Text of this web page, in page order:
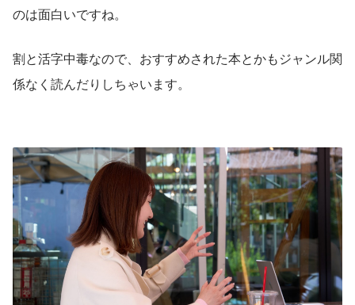
のは面白いですね。
割と活字中毒なので、おすすめされた本とかもジャンル関
係なく読んだりしちゃいます。